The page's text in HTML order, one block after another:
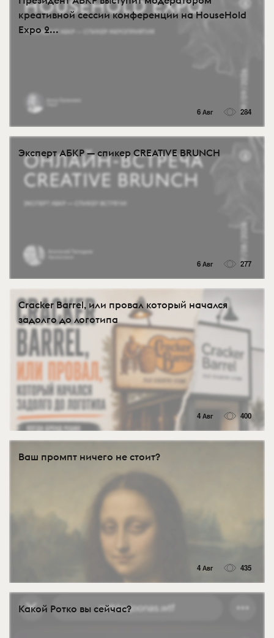
креативной сессии конференции на HouseHold
Expo 2...
6 Авг 284
Эксперт АБКР — спикер CREATIVE BRUNCH
6 Авг 277
Cracker Barrel, или провал который начался
задолго до логотипа
4 Авг 400
Ваш промпт ничего не стоит?
4 Авг 435
Какой Ротко вы сейчас?